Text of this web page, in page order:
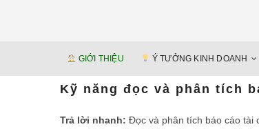
GIỚI THIỆU Ý TƯỞNG KINH DOANH
Kỹ năng đọc và phân tích
Trả lời nhanh: Đọc và phân tích báo cáo tài